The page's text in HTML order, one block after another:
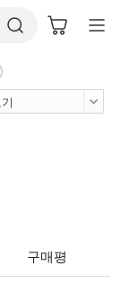
구매평